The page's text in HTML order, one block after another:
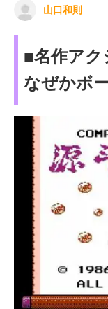
山口和則
■名作アク
なぜかボ